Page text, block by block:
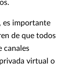
es importante
de que todos
canales
virtual o